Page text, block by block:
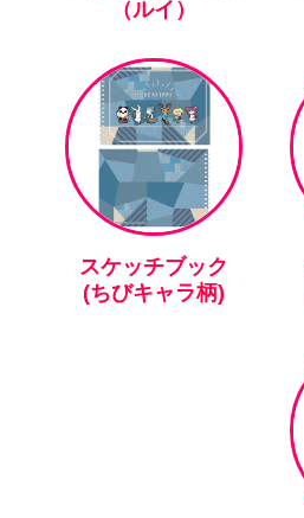
（ルイ）
スケッチブック
(ちびキャラ柄)